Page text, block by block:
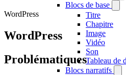
Blocs de base
Titre
Chapitre
Image
Vidéo
Son
Tableau de
Blocs narratifs
WordPress
WordPress
Problématiques